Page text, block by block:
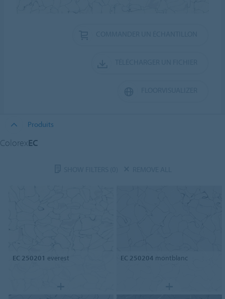
Produits
ColorexEC
EC 250201 everest EC 250204 montblanc